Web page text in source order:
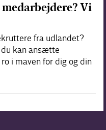
Vi
fra udlandet?
du kan ansætte
i maven for dig og din